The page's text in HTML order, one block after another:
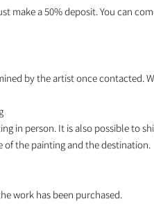
make a 50% deposit. You can
by the artist once contacted.
in person. It is also possible to
of the painting and the destination.
work has been purchased.